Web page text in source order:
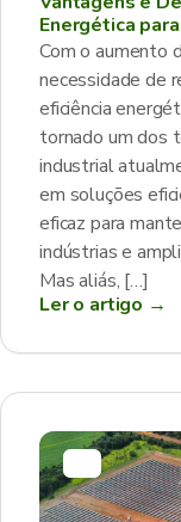
Energética
Com o aumento
necessidade de
eficiência
tornado um dos
industrial
em soluções
eficaz para
indústrias e
Mas aliás, […]
Ler o artigo →